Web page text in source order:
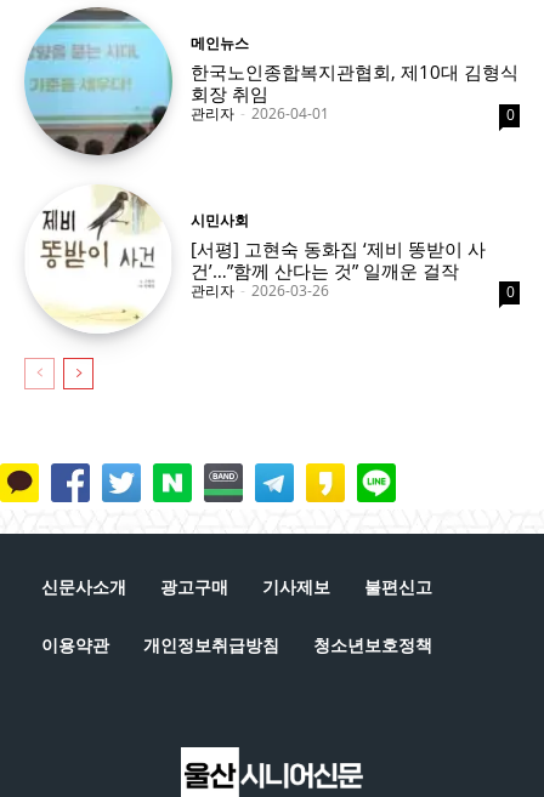
메인뉴스
한국노인종합복지관협회, 제10대 김형식
회장 취임
관리자 - 2026-04-01 0
시민사회
[서평] 고현숙 동화집 ‘제비 똥받이 사
건’…”함께 산다는 것” 일깨운 걸작
관리자 - 2026-03-26 0
신문사소개 광고구매 기사제보 불편신고
이용약관 개인정보취급방침 청소년보호정책